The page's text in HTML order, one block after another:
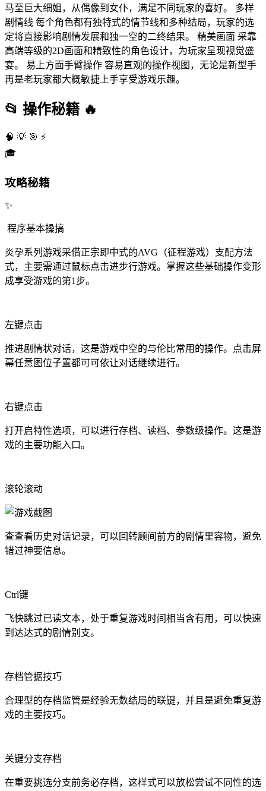
马至巨大细姐，从偶像到女仆，满足不同玩家的喜好。 多样
剧情线 每个角色都有独特式的情节线和多种结局，玩家的选
定将直接影响剧情发展和独一空的二终结果。 精美画面 采靠
高端等级的2D画面和精致性的角色设计，为玩家呈现视觉盛
宴。 易上方面手臂操作 容易直观的操作视图，无论是新型手
再是老玩家都大概敏捷上手享受游戏乐趣。
📂 操作秘籍 🔥
🧠 💡 🎯 ⚡
🎓
攻略秘籍
✨
程序基本操搞
炎孕系列游戏采借正宗即中式的AVG（征程游戏）支配方法
式，主要需通过鼠标点击进步行游戏。掌握这些基础操作变形
成享受游戏的第1步。
左键点击
推进剧情状对话，这是游戏中空的与伦比常用的操作。点击屏
幕任意图位子置都可可依让对话继续进行。
右键点击
打开启特性选项，可以进行存档、读档、参数级操作。这是游
戏的主要功能入口。
滚轮滚动
查查看历史对话记录，可以回转顾间前方的剧情里容物，避免
错过神要信息。
Ctrl键
飞快跳过已读文本，处于重复游戏时间相当含有用，可以快速
到达达式的剧情别支。
存档管据技巧
合理型的存档监管是经验无数结局的联键，并且是避免重复游
戏的主要技巧。
关键分支存档
在重要挑选分支前务必存档，这样式可以放松尝试不同性的选